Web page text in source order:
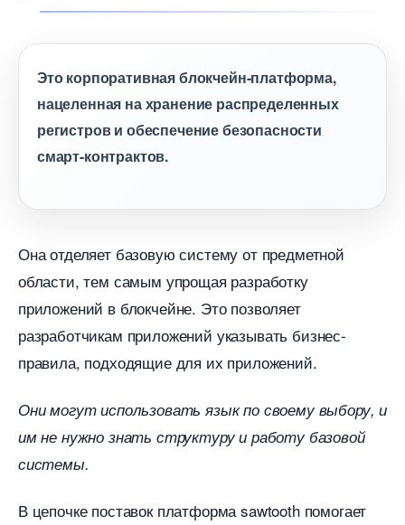
Это корпоративная блокчейн-платформа,
нацеленная на хранение распределенных
регистров и обеспечение безопасности
смарт-контрактов.
Она отделяет базовую систему от предметной
области, тем самым упрощая разработку
приложений в блокчейне. Это позволяет
разработчикам приложений указывать бизнес-
правила, подходящие для их приложений.
Они могут использовать язык по своему выбору, и
им не нужно знать структуру и работу базовой
системы.
цепочке поставок платформа sawtooth помогает